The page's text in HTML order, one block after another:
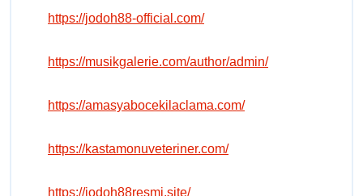
https://jodoh88-official.com/
https://musikgalerie.com/author/admin/
https://amasyabocekilaclama.com/
https://kastamonuveteriner.com/
https://jodoh88resmi.site/